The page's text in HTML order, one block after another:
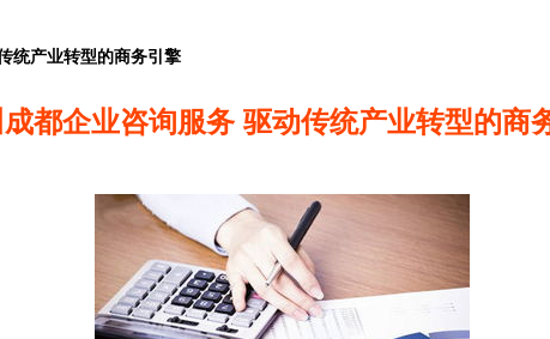
统产业转型的商务引擎
成都企业咨询服务 驱动传统产业转型的商